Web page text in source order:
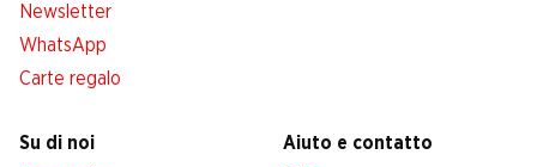
Newsletter
WhatsApp
Carte regalo
Su di noi
Aiuto e contatto